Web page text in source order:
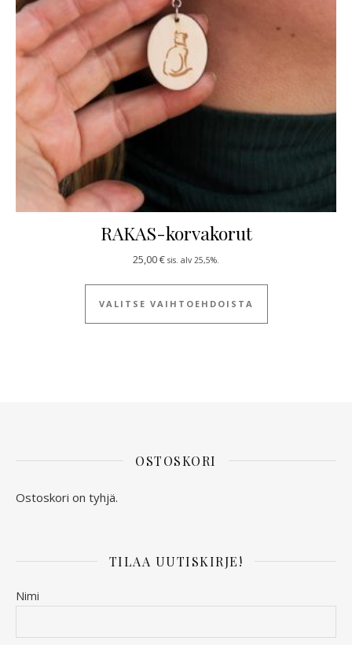
RAKAS-korvakorut
25,00€ sis. alv 25,5%.
VALITSE VAIHTOEHDOISTA
Tällä tuotteella
OSTOSKORI
Ostoskori on tyhjä.
TILAA UUTISKIRJE!
Nimi